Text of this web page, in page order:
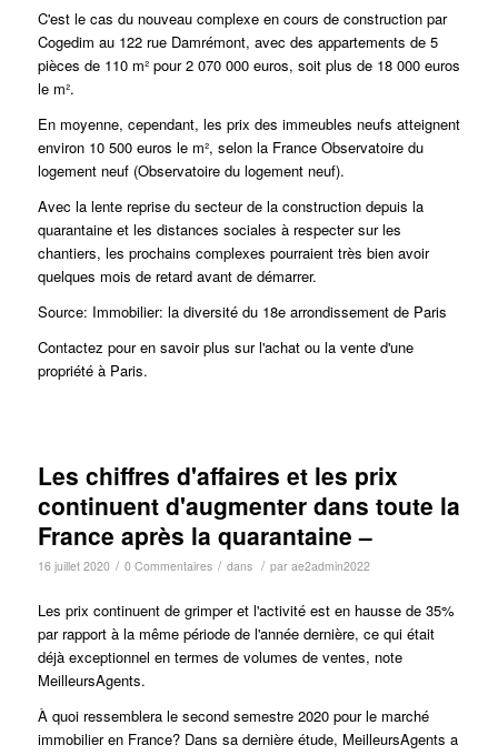
C'est le cas du nouveau complexe en cours de construction par
Cogedim au 122 rue Damrémont, avec des appartements de 5
pièces de 110 m² pour 2 070 000 euros, soit plus de 18 000 euros
le m².
En moyenne, cependant, les prix des immeubles neufs atteignent
environ 10 500 euros le m², selon la France Observatoire du
logement neuf(Observatoire du logement neuf).
Avec la lente reprise du secteur de la construction depuis la
quarantaine et les distances sociales à respecter sur les
chantiers, les prochains complexes pourraient très bien avoir
quelques mois de retard avant de démarrer.
Source: Immobilier: la diversité du 18e arrondissement de Paris
Contactez pour en savoir plus sur l'achat ou la vente d'une
propriété à Paris.
Les chiffres d'affaires et les prix
continuent d'augmenter dans toute la
France après la quarantaine –
16 juillet 2020 / 0 Commentaires / dans / par ae2admin2022
Les prix continuent de grimper et l'activité est en hausse de 35%
par rapport à la même période de l'année dernière, ce qui était
déjà exceptionnel en termes de volumes de ventes, note
MeilleursAgents.
À quoi ressemblera le second semestre 2020 pour le marché
immobilier en France? Dans sa dernière étude, MeilleursAgents a